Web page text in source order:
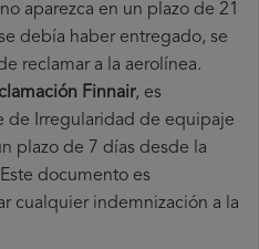
aparezca en un plazo de 21
debía haber entregado, se
reclamar a la aerolínea.
Finnair, es
de Irregularidad de equipaje
plazo de 7 días desde la
documento es
cualquier indemnización a la